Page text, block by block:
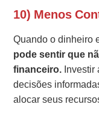
10) Menos
Quando o dinheiro
pode sentir que
financeiro. Investir
decisões
alocar seus